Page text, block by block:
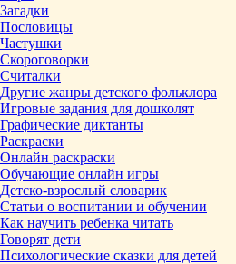
Загадки
Пословицы
Частушки
Скороговорки
Считалки
Другие жанры детского фольклора
Игровые задания для дошколят
Графические диктанты
Раскраски
Онлайн раскраски
Обучающие онлайн игры
Детско-взрослый словарик
Статьи о воспитании и обучении
Как научить ребенка читать
Говорят дети
Психологические сказки для детей